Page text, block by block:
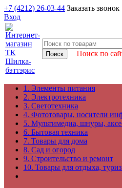
+7 (4212) 26-03-44 Заказать звонок
Вход
Поиск по
1. Элементы питания
2. Электротехника
3. Светотехника
4. Фототовары, носители
5. Мультимедиа, шнуры,
6. Бытовая техника
7. Товары для дома
8. Сад и огород
9. Строительство и ремонт
10. Товары для отдыха,